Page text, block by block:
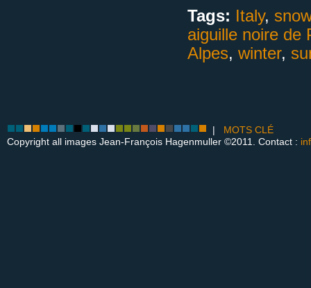
Tags: Italy,
aiguille noire de
Alpes, winter,
| MOTS CLÉ
Copyright all images Jean-François Hagenmuller ©2011. Contact :